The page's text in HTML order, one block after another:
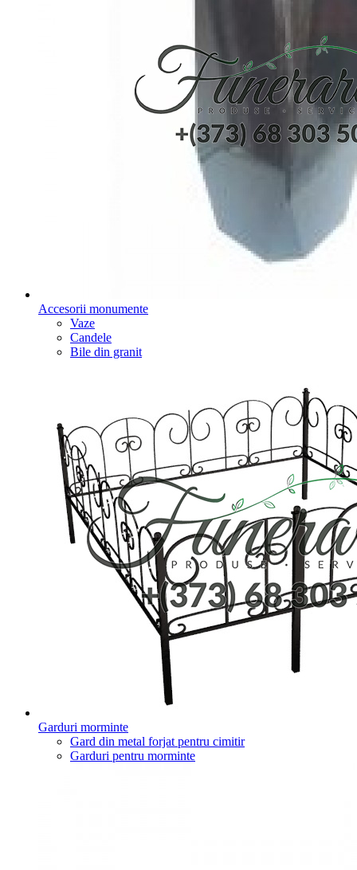
Accesorii monumente
Vaze
Candele
Bile din granit
Garduri morminte
Gard din metal forjat pentru cimitir
Garduri pentru morminte